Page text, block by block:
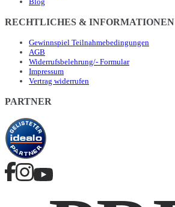
RECHTLICHES & INFORMATIONEN
Gewinnspiel Teilnahmebedingungen
AGB
Widerrufsbelehrung/- Formular
Impressum
Vertrag widerrufen
PARTNER